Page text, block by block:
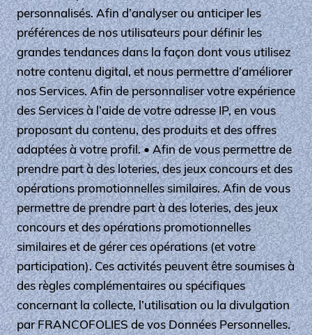
personnalisés. Afin d’analyser ou anticiper les
préférences de nos utilisateurs pour définir les
grandes tendances dans la façon dont vous utilisez
notre contenu digital, et nous permettre d’améliorer
nos Services. Afin de personnaliser votre expérience
des Services à l’aide de votre adresse IP, en vous
proposant du contenu, des produits et des offres
adaptées à votre profil. • Afin de vous permettre de
prendre part à des loteries, des jeux concours et des
opérations promotionnelles similaires. Afin de vous
permettre de prendre part à des loteries, des jeux
concours et des opérations promotionnelles
similaires et de gérer ces opérations (et votre
participation). Ces activités peuvent être soumises à
des règles complémentaires ou spécifiques
concernant la collecte, l’utilisation ou la divulgation
par FRANCOFOLIES de vos Données Personnelles.